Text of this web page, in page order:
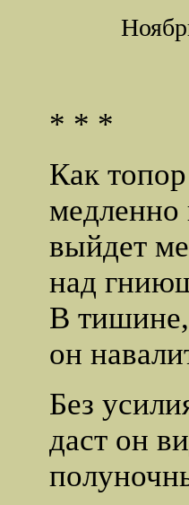
* * *
Как
выйдет
над
В тишине,
он
Без
даст он